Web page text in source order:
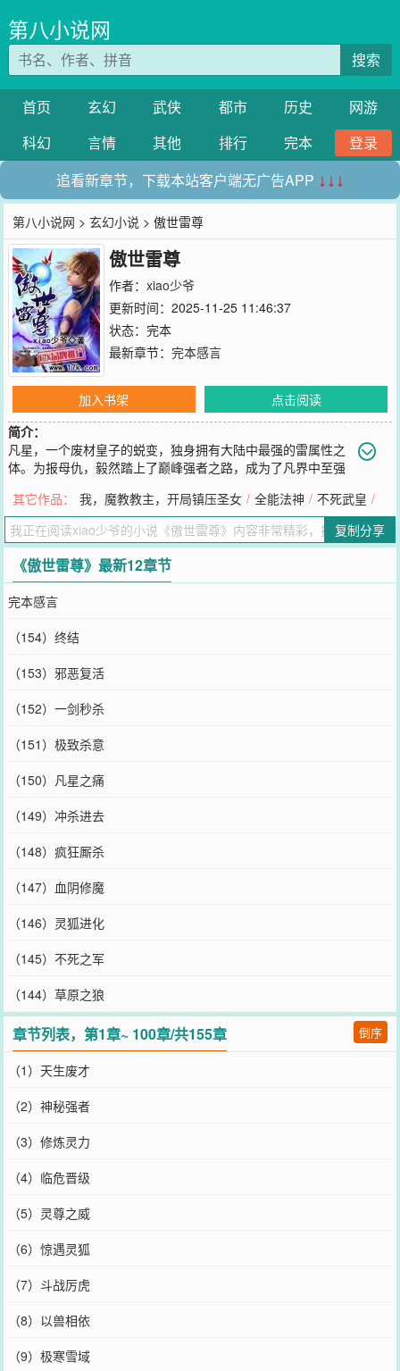
第八小说网
搜索
首页 玄幻 武侠 都市 历史
网游
科幻
言情 其他 排行 完本
登录
追看新章节，下载本站客户端无广告APP ↓↓↓
第八小说网 >玄幻小说 > 傲世雷尊
傲世雷尊
作者： xiao少爷
更新时间：2025-11-25 11:46:37
状态：完本
最新章节： 完本感言
加入书架
点击阅读
简介：
凡星，一个废材皇子的蜕变，独身拥有大陆中最强的雷属性之
体。为报母仇，毅然踏上了巅峰强者之路，成为了凡界中至强
的；而我的剑，是最强的！===========新书《炎武战神》已开坑，
望新老读者支持，可以先收藏着，六月连载。
您要是觉得《傲世雷尊》还不错的话请不要忘记向您QQ群和微博微信
里的朋友推荐哦！
其它作品： 我，魔教教主，开局镇压圣女 / 全能法神 / 不死武皇 /
复制分享
《傲世雷尊》最新12章节
完本感言
（154）终结
（153）邪恶复活
（152）一剑秒杀
（151）极致杀意
（150）凡星之痛
（149）冲杀进去
（148）疯狂厮杀
（147）血阴修魔
（146）灵狐进化
（145）不死之军
（144）草原之狼
章节列表，第1章~ 100章/共155章 倒序
（1）天生废才
（2）神秘强者
（3）修炼灵力
（4）临危晋级
（5）灵尊之威
（6）惊遇灵狐
（7）斗战厉虎
（8）以兽相依
（9）极寒雪域